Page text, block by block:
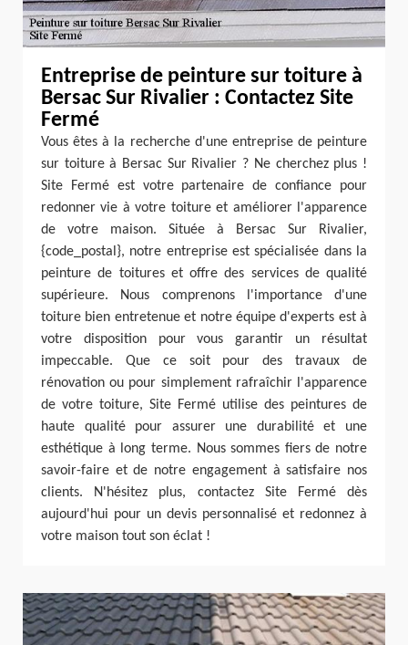
Entreprise de peinture sur toiture à
Bersac Sur Rivalier : Contactez Site
Fermé
Vous êtes à la recherche d'une entreprise de peinture
sur toiture à Bersac Sur Rivalier ? Ne cherchez plus !
Site Fermé est votre partenaire de confiance pour
redonner vie à votre toiture et améliorer l'apparence
de votre maison. Située à Bersac Sur Rivalier,
{code_postal}, notre entreprise est spécialisée dans la
peinture de toitures et offre des services de qualité
supérieure. Nous comprenons l'importance d'une
toiture bien entretenue et notre équipe d'experts est à
votre disposition pour vous garantir un résultat
impeccable. Que ce soit pour des travaux de
rénovation ou pour simplement rafraîchir l'apparence
de votre toiture, Site Fermé utilise des peintures de
haute qualité pour assurer une durabilité et une
esthétique à long terme. Nous sommes fiers de notre
savoir-faire et de notre engagement à satisfaire nos
clients. N'hésitez plus, contactez Site Fermé dès
aujourd'hui pour un devis personnalisé et redonnez à
votre maison tout son éclat !